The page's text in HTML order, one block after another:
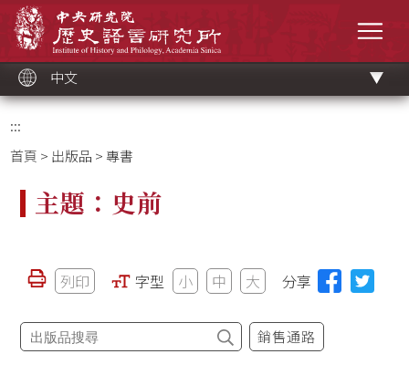
中文
:::
首頁 > 出版品 > 專書
主題：史前
列印 字型 小 中 大 分享
銷售通路